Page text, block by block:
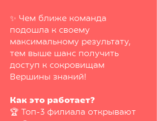
✨ Чем ближе команда
подошла к своему
максимальному результату,
тем выше шанс получить
доступ к сокровищам
Вершины знаний!
Как это работает?
🏆 Топ-3 филиала открывают